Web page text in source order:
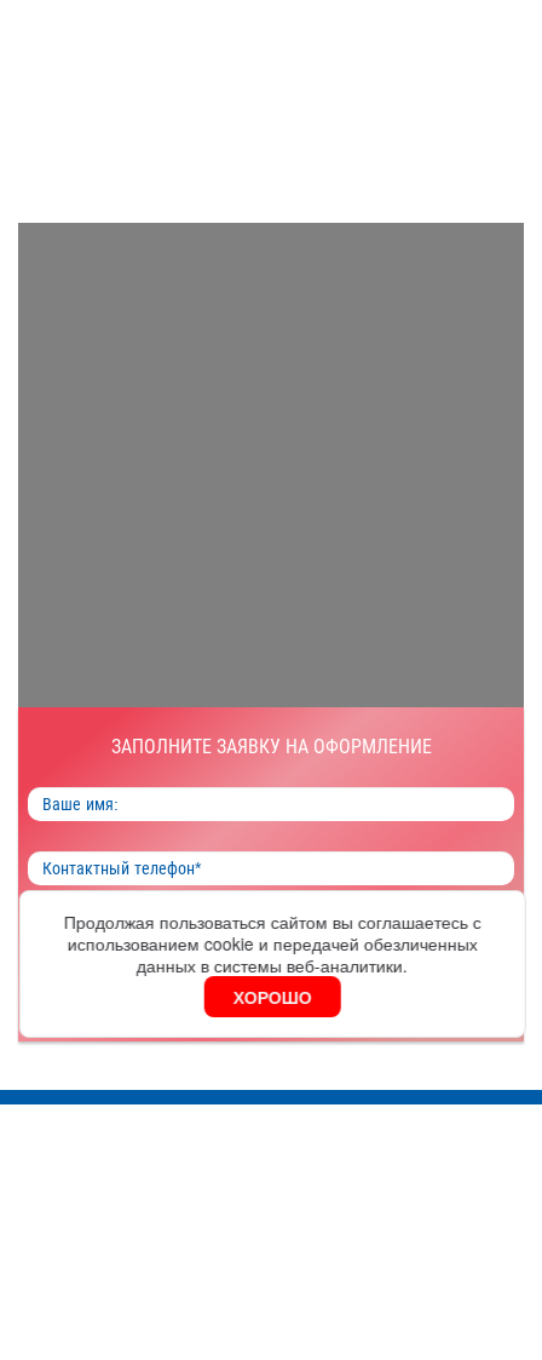
ЗАПОЛНИТЕ ЗАЯВКУ НА ОФОРМЛЕНИЕ
ОФОРМИТЬ
Я согласен на обработкуперсональных данных
Продолжая пользоваться сайтом вы соглашаетесь с
использованием cookie и передачей обезличенных
данных в системы веб-аналитики.
ХОРОШО